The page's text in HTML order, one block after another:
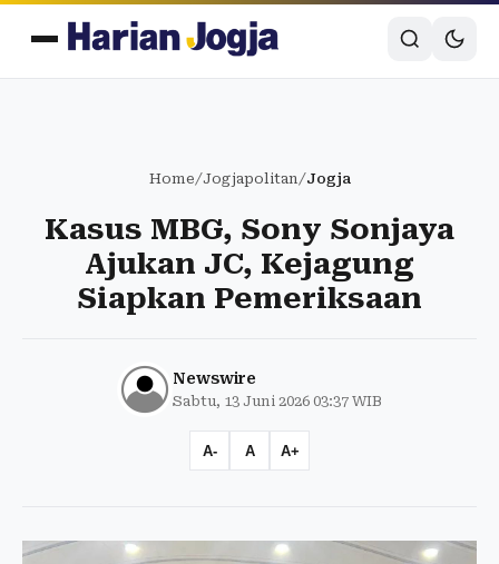
Home/Jogjapolitan/Jogja
Kasus MBG, Sony Sonjaya
Ajukan JC, Kejagung
Siapkan Pemeriksaan
Newswire
Sabtu, 13 Juni 2026 03:37 WIB
A- A A+